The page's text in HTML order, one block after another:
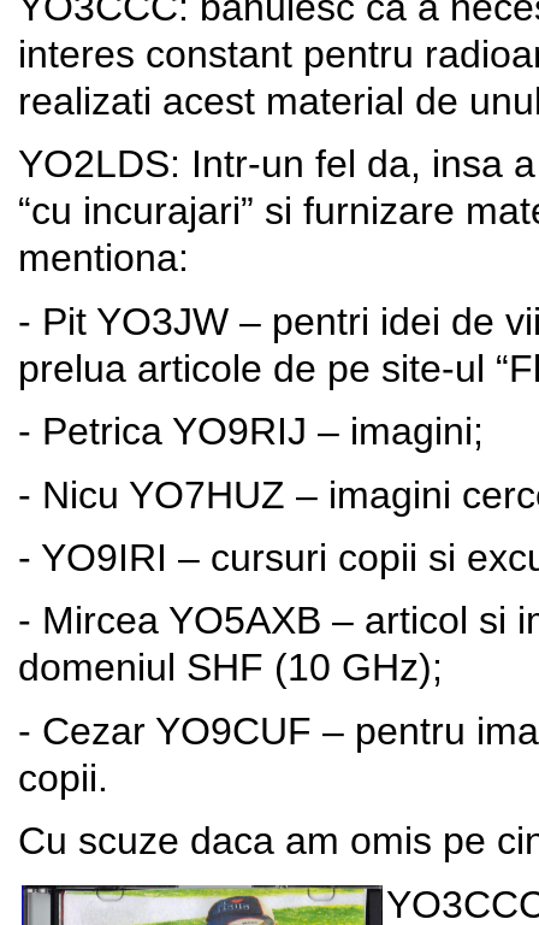
interes constant pentru
realizati acest material de
YO2LDS: Intr-un fel da, insa
“cu incurajari” si furnizare
mentiona:
- Pit YO3JW – pentri idei de
prelua articole de pe site-ul
- Petrica YO9RIJ – imagini;
- Nicu YO7HUZ – imagini
- YO9IRI – cursuri copii si
- Mircea YO5AXB – articol si
domeniul SHF (10 GHz);
- Cezar YO9CUF – pentru
copii.
Cu scuze daca am omis pe